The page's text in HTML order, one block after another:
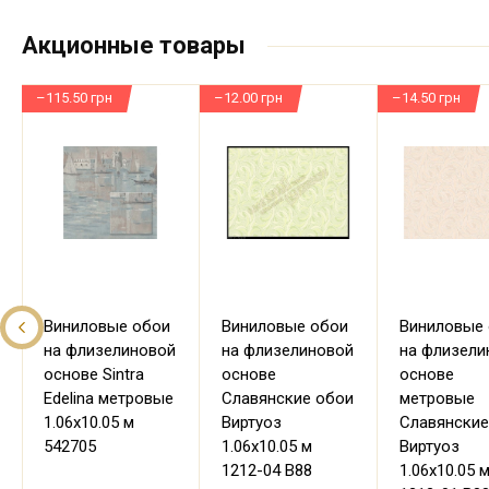
Акционные товары
Виниловые обои
на флизелиновой
основе Sintra
Edelina метровые
1.06х10.05 м
542705
–115.50 грн
Виниловые обои
на флизелиновой
основе
Славянские обои
Виртуоз
1.06х10.05 м
1212-04 В88
–12.00 грн
Виниловые
на
основе
метровые
Виртуоз
1.06х10.05 м
–14.50 грн